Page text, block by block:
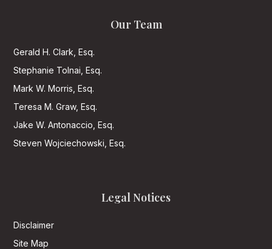
Our Team
Gerald H. Clark, Esq.
Stephanie Tolnai, Esq.
Mark W. Morris, Esq.
Teresa M. Graw, Esq.
Jake W. Antonaccio, Esq.
Steven Wojciechowski, Esq.
Legal Notices
Disclaimer
Site Map